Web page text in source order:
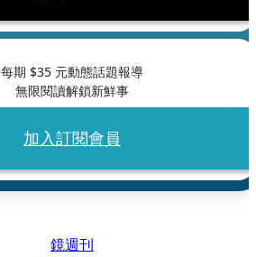
每期 $35 元動態話題報導
無限閱讀解鎖新鮮事
加入訂閱會員
鏡週刊